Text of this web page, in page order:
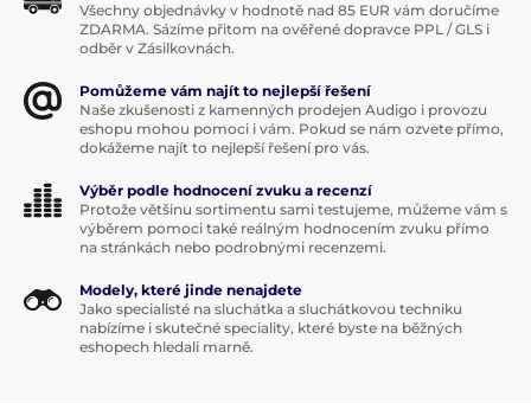
sa skladá zo starostlivo vyrobených oceľových a
hliníkových dielov.
len minimálny tlak, vďaka čomu sú slúchadlá
pohodlné aj počas dlhšieho počúvania.
› Úplne skladacia
konštrukcia vrátane
kompaktného puzdra na prenášanie
Titánová(most) ahliníková(kĺby) konštrukcia
› elegantný čierny dizajn bez rušivých prvkov
› Pohodlné náušníky z umelej kože a
alcantary
Všechny objednávky v hodnotě nad 85 EUR vám doručíme
ZDARMA. Sázíme přitom na ověřené dopravce PPL / GLS i
odběr v Zásilkovnách.
Pomůžeme vám najít to nejlepší řešení
Naše zkušenosti z kamenných prodejen Audigo i provozu
eshopu mohou pomoci i vám. Pokud se nám ozvete přímo,
dokážeme najít to nejlepší řešení pro vás.
Výběr podle hodnocení zvuku a recenzí
Protože většinu sortimentu sami testujeme, můžeme vám s
výběrem pomoci také reálným hodnocením zvuku přímo
na stránkách nebo podrobnými recenzemi.
Modely, které jinde nenajdete
Jako specialisté na sluchátka a sluchátkovou techniku
nabízíme i skutečné speciality, které byste na běžných
eshopech hledali marně.